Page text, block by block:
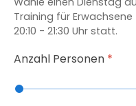
Training für
20:10 - 21:30 Uhr statt.
Anzahl Personen *